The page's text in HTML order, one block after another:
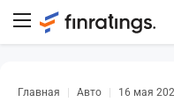
Главная Авто 16 мая